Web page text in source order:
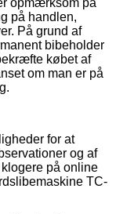
på handlen,
På grund af
bibeholder
købet af
om man er på
for at
og af
på online
TC-